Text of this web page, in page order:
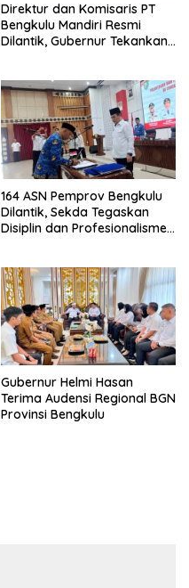
Direktur dan Komisaris PT
Bengkulu Mandiri Resmi
Dilantik, Gubernur Tekankan
164 ASN Pemprov Bengkulu
Dilantik, Sekda Tegaskan
Disiplin dan Profesionalisme
Gubernur Helmi Hasan
Terima Audensi Regional BGN
Provinsi Bengkulu